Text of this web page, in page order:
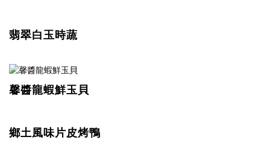
翡翠白玉時蔬
馨醬龍蝦鮮玉貝
鄉土風味片皮烤鴨